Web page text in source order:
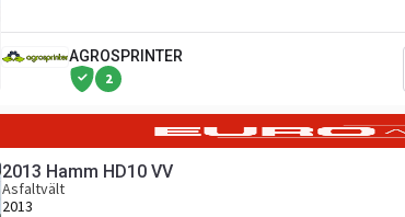
AGROSPRINTER
2
2013 Hamm HD10 VV
Asfaltvält
2013